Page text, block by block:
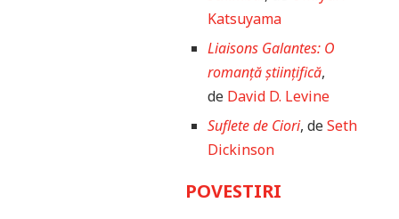
Katsuyama
Liaisons Galantes: O
romanță științifică,
de David D. Levine
Suflete de Ciori, deSeth
Dickinson
POVESTIRI